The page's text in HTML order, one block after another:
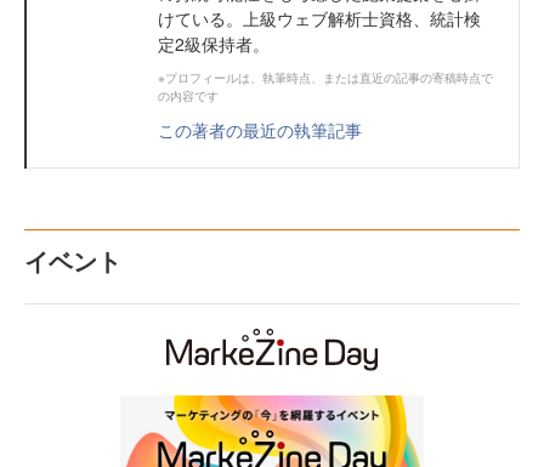
けている。上級ウェブ解析士資格、統計検
定2級保持者。
※プロフィールは、執筆時点、または直近の記事の寄稿時点で
の内容です
この著者の最近の執筆記事
イベント